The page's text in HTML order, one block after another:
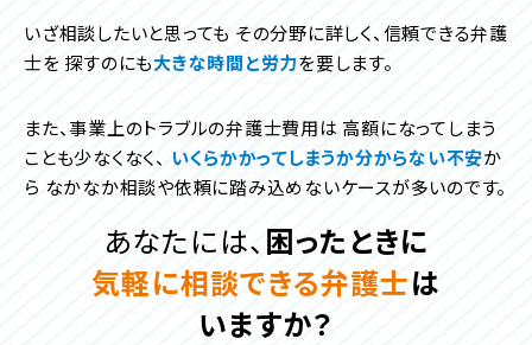
いざ相談したいと思っても その分野に詳しく、信頼できる弁護
士を 探すのにも大きな時間と労力を要します。
また、事業上のトラブルの弁護士費用は 高額になってしまう
ことも少なくなく、 いくらかかってしまうか分からない不安か
ら なかなか相談や依頼に踏み込めないケースが多いのです。
あなたには、 困ったときに
気軽に相談できる弁護士は
いますか？